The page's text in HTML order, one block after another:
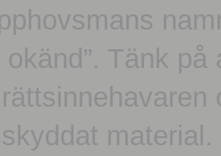
okänd”. Tänk
material.